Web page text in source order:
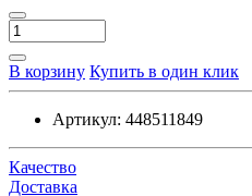
В корзину Купить в один клик
Артикул: 448511849
Качество
Доставка